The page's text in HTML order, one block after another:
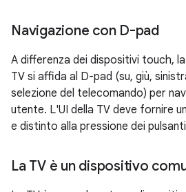
Navigazione con D-pad
A differenza dei dispositivi touch,
TV si affida al D-pad (su, giù,
selezione del telecomando) per
utente. L'UI della TV deve fornire
e distinto alla pressione dei
La TV è un dispositivo